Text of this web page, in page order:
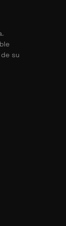
su